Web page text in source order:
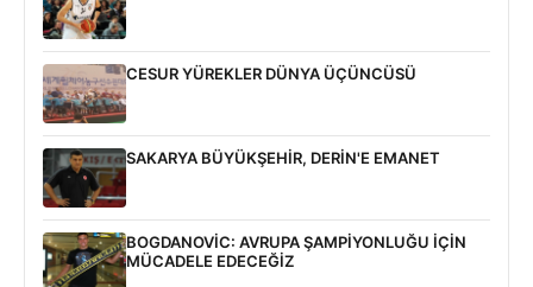
CESUR YÜREKLER DÜNYA ÜÇÜNCÜSÜ
SAKARYA BÜYÜKŞEHİR, DERİN'E EMANET
BOGDANOVİC: AVRUPA ŞAMPİYONLUĞU İÇİN
MÜCADELE EDECEĞİZ